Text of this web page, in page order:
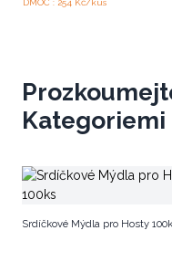
DMOC : 254 Kč/kus
Kategoriemi
Srdíčkové Mýdla pro Hosty